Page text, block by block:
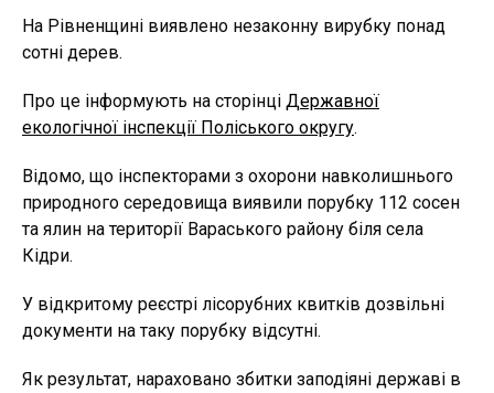
На Рівненщині виявлено незаконну вирубку понад
сотні дерев.
Про це інформують на сторінці Державної
екологічної інспекції Поліського округу.
Відомо, що інспекторами з охорони навколишнього
природного середовища виявили порубку 112 сосен
та ялин на території Вараського району біля села
Кідри.
У відкритому реєстрі лісорубних квитків дозвільні
документи на таку порубку відсутні.
Як результат, нараховано збитки заподіяні державі в